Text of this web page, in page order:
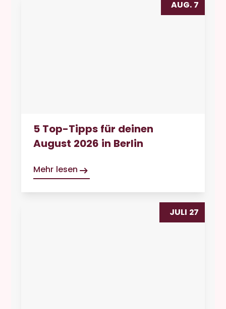
AUG. 7
5 Top-Tipps für deinen
August 2026 in Berlin
Mehr lesen
JULI 27